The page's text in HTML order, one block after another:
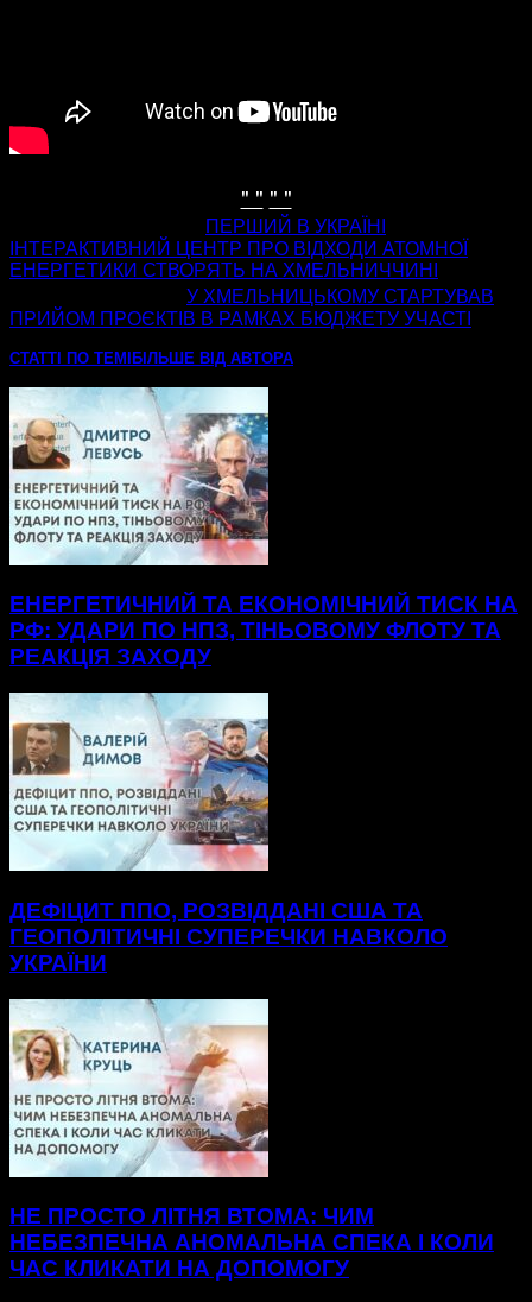
" " " "
ПЕРШИЙ В УКРАЇНІ
ІНТЕРАКТИВНИЙ ЦЕНТР ПРО ВІДХОДИ АТОМНОЇ
ЕНЕРГЕТИКИ СТВОРЯТЬ НА ХМЕЛЬНИЧЧИНІ
У ХМЕЛЬНИЦЬКОМУ СТАРТУВАВ
ПРИЙОМ ПРОЄКТІВ В РАМКАХ БЮДЖЕТУ УЧАСТІ
СТАТТІ ПО ТЕМІ БІЛЬШЕ ВІД АВТОРА
ЕНЕРГЕТИЧНИЙ ТА ЕКОНОМІЧНИЙ ТИСК НА
РФ: УДАРИ ПО НПЗ, ТІНЬОВОМУ ФЛОТУ ТА
РЕАКЦІЯ ЗАХОДУ
ДЕФІЦИТ ППО, РОЗВІДДАНІ США ТА
ГЕОПОЛІТИЧНІ СУПЕРЕЧКИ НАВКОЛО
УКРАЇНИ
НЕ ПРОСТО ЛІТНЯ ВТОМА: ЧИМ
НЕБЕЗПЕЧНА АНОМАЛЬНА СПЕКА І КОЛИ
ЧАС КЛИКАТИ НА ДОПОМОГУ